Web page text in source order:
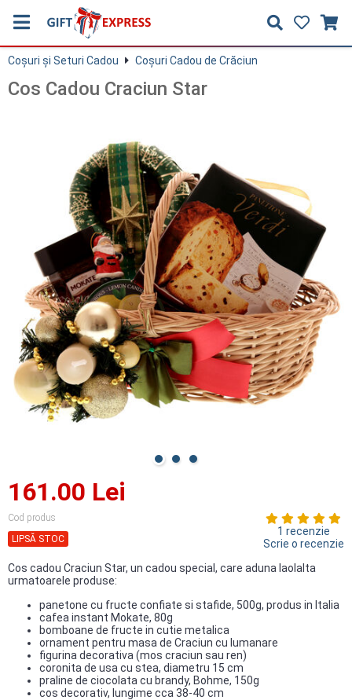
Coşuri și Seturi Cadou Coşuri Cadou de Crăciun
Cos Cadou Craciun Star
161.00 Lei
Cod produs
LIPSĂ STOC
1 recenzie
Scrie o recenzie
Cos cadou Craciun Star, un cadou special, care aduna laolalta
urmatoarele produse:
panetone cu fructe confiate si stafide, 500g, produs in Italia
cafea instant Mokate, 80g
bomboane de fructe in cutie metalica
ornament pentru masa de Craciun cu lumanare
figurina decorativa (mos craciun sau ren)
coronita de usa cu stea, diametru 15 cm
praline de ciocolata cu brandy, Bohme, 150g
cos decorativ, lungime cca 38-40 cm